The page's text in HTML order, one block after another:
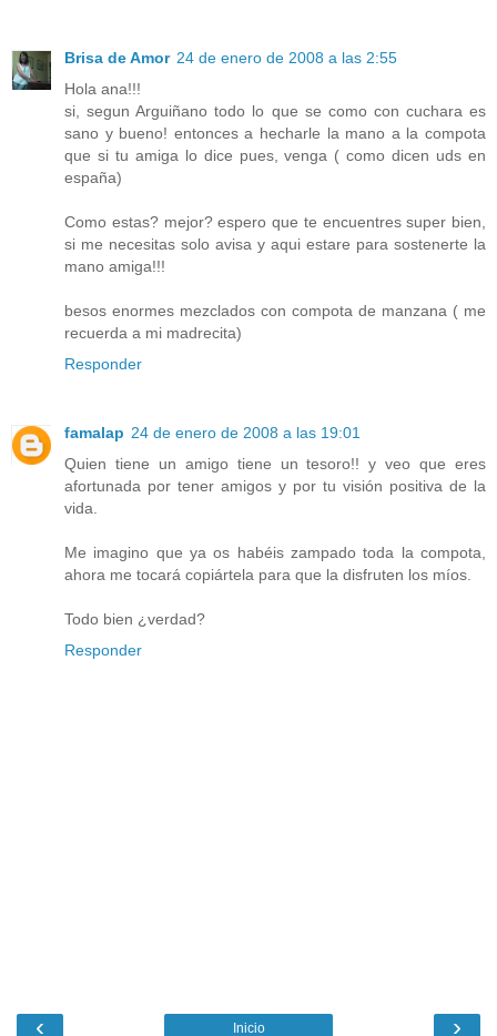
Brisa de Amor 24 de enero de 2008 a las 2:55
Hola ana!!!
si, segun Arguiñano todo lo que se como con cuchara es
sano y bueno! entonces a hecharle la mano a la compota
que si tu amiga lo dice pues, venga ( como dicen uds en
españa)
Como estas? mejor? espero que te encuentres super bien,
si me necesitas solo avisa y aqui estare para sostenerte la
mano amiga!!!
besos enormes mezclados con compota de manzana ( me
recuerda a mi madrecita)
Responder
famalap 24 de enero de 2008 a las 19:01
Quien tiene un amigo tiene un tesoro!! y veo que eres
afortunada por tener amigos y por tu visión positiva de la
vida.
Me imagino que ya os habéis zampado toda la compota,
ahora me tocará copiártela para que la disfruten los míos.
Todo bien ¿verdad?
Responder
‹ ›
Inicio